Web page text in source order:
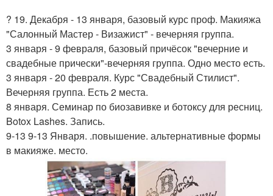
? 19. Декабря - 13 января, базовый курс проф. Макияжа
"Салонный Мастер - Визажист" - вечерняя группа.
3 января - 9 февраля, базовый причёсок "вечерние и
свадебные прически"-вечерняя группа. Одно место есть.
3 января - 20 февраля. Курс "Свадебный Стилист".
Вечерняя группа. Есть 2 места.
8 января. Семинар по биозавивке и ботоксу для ресниц.
Botox Lashes. Запись.
9-13 9-13 Января. .повышение. альтернативные формы
в макияже. место.